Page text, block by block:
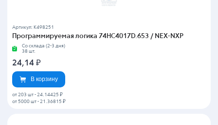
Артикул: K498251
Программируемая логика 74HC4017D.653 / NEX-NXP
Со склада (2-3 дня)
38 шт.
24,14 ₽
В корзину
от 203 шт - 24.14425 ₽
от 5000 шт - 21.36815 ₽